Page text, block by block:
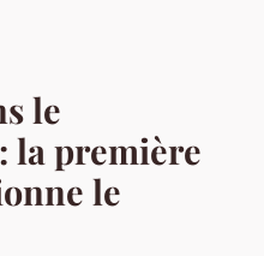
le
la première
le